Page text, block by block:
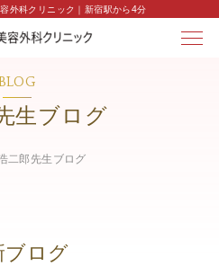
外科クリニック｜新宿駅から4分
生ブログ
二郎先生ブログ
ブログ